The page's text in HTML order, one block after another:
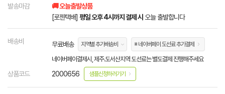
발송마감
🚚 오늘출발상품
[로젠택배] 평일 오후 4시까지 결제 시 오늘 출발합니다
배송비 무료배송 지역별 추가배송비 ※ 네이버페이 도선료 추가결제
네이버페이결제시, 제주.도서산지역 도선료는 별도결제 진행해주세요
상품코드 2000656 샘플신청하러가기